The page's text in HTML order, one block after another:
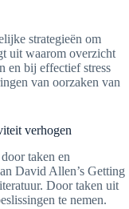
strategieën om
uit waarom overzicht
en bij effectief stress
van oorzaken van
verhogen
taken en
David Allen’s Getting
Door taken uit
te nemen.